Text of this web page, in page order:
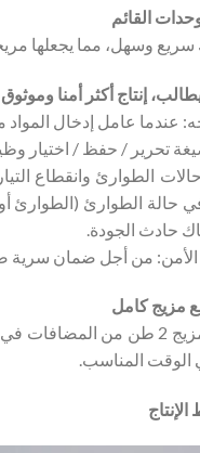
وحدات القائم
وسهل، مما يجعلها
إنتاج أكثر أمنا وموثوق
حالات الطوارئ وانقطاع
في حالة الطوارئ
حادث الجودة.
مع مزيج كامل
الوقت المناسب.